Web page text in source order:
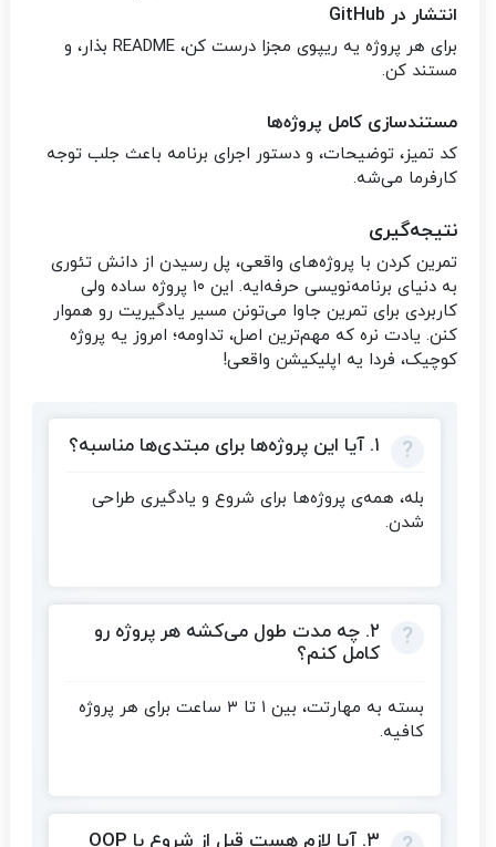
انتشار در GitHub
برای هر پروژه یه ریپوی مجزا درست کن، README بذار، و
مستند کن.
مستندسازی کامل پروژه‌ها
کد تمیز، توضیحات، و دستور اجرای برنامه باعث جلب توجه
کارفرما می‌شه.
نتیجه‌گیری
تمرین کردن با پروژه‌های واقعی، پل رسیدن از دانش تئوری
به دنیای برنامه‌نویسی حرفه‌ایه. این ۱۰ پروژه ساده ولی
کاربردی برای تمرین جاوا می‌تونن مسیر یادگیریت رو هموار
کنن. یادت نره که مهم‌ترین اصل، تداومه؛ امروز یه پروژه
کوچیک، فردا یه اپلیکیشن واقعی!
۱. آیا این پروژه‌ها برای مبتدی‌ها مناسبه؟
بله، همه‌ی پروژه‌ها برای شروع و یادگیری طراحی
شدن.
۲. چه مدت طول می‌کشه هر پروژه رو
کامل کنم؟
بسته به مهارتت، بین ۱ تا ۳ ساعت برای هر پروژه
کافیه.
۳. آیا لازم هست قبل از شروع با OOP